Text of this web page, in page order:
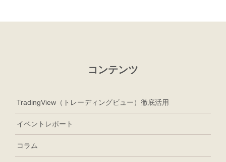
コンテンツ
TradingView（トレーディングビュー）徹底活用
イベントレポート
コラム